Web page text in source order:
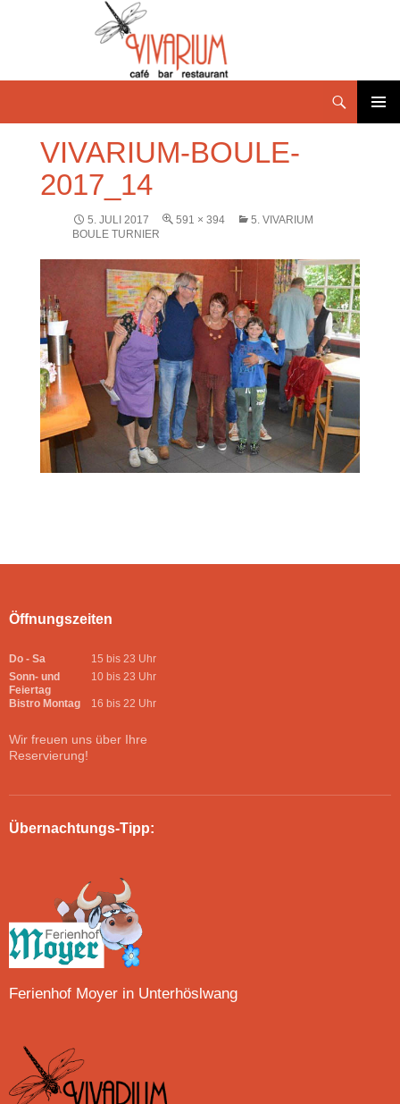
VIVARIUM-BOULE-
2017_14
5. JULI 2017 591 × 394
5. VIVARIUM
BOULE TURNIER
Öffnungszeiten
Do - Sa
15 bis 23 Uhr
Sonn- und
Feiertag
10 bis 23 Uhr
Bistro Montag 16 bis 22 Uhr
Wir freuen uns über Ihre
Reservierung!
Übernachtungs-Tipp:
Ferienhof Moyer in Unterhöslwang